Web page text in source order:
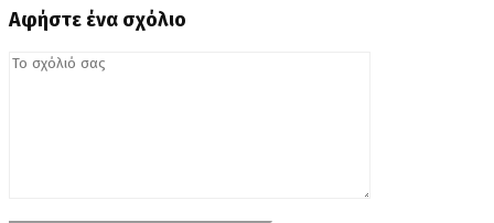
Αφήστε ένα σχόλιο